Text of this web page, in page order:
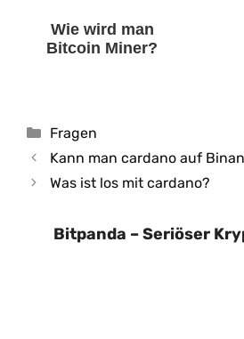
Wie wird man
Bitcoin Miner?
Kategorien
Fragen
Kann man cardano auf
Was ist los mit cardano?
Bitpanda – Seriöser